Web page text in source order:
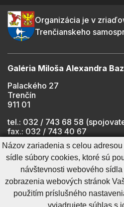
Organizácia je v
Trenčianskeho
Galéria Miloša Alexandra
Palackého 27
Trenčín
911 01
tel.: 032 / 743 68 58
fax.: 032 / 743 40 67
e-mail:
info@gmab.sk
Cookies nastavenie
Cookies - viac informácií
Technický prevádzkovateľ
Názov zariadenia s celou
sídle súbory cookies, ktoré sú
návštevnosti webového
zobrazenia webových stránok
použitím príslušného
vyjadrujete súhlas s